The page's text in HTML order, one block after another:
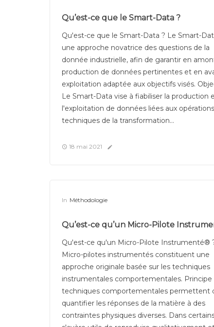
Qu’est-ce que le Smart-Data ?
Qu'est-ce que le Smart-Data ? Le Smart-
une approche novatrice des questions de la
donnée industrielle, afin de garantir en
production de données pertinentes et en
exploitation adaptée aux objectifs visés.
Le Smart-Data vise à fiabiliser la production
l'exploitation de données liées aux opérations
techniques de la transformation...
18 mai 2021
In Méthodologie
Qu’est-ce qu’un Micro-Pilote
Qu'est-ce qu'un Micro-Pilote Instrumenté®
Micro-pilotes instrumentés constituent une
approche originale basée sur les techniques
instrumentales comportementales. Principe
techniques comportementales permettent
quantifier les réponses de la matière à des
contraintes physiques diverses. Dans